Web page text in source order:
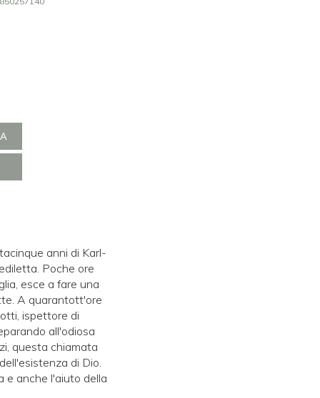
anni di Karl-
Poche ore
esce a fare una
A quarantott'ore
ispettore di
all'odiosa
questa chiamata
di Dio.
e anche l'aiuto della